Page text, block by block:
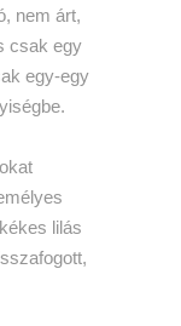
nem árt,
csak egy
egy-egy
lilás